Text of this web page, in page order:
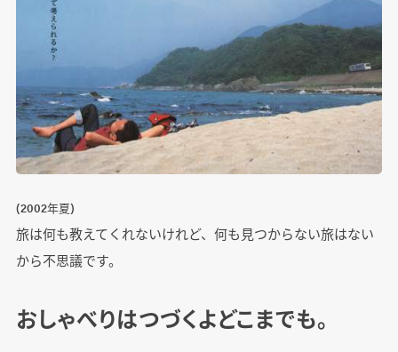
(2002年夏)
旅は何も教えてくれないけれど、何も見つからない旅はない
から不思議です。
おしゃべりはつづくよどこまでも。